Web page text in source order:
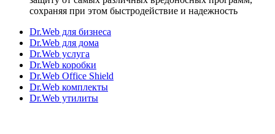
сохраняя при этом быстродействие и надежность
Dr.Web для бизнеса
Dr.Web для дома
Dr.Web услуга
Dr.Web коробки
Dr.Web Office Shield
Dr.Web комплекты
Dr.Web утилиты